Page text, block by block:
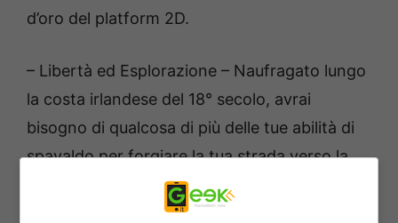
d’oro del platform 2D.
– Libertà ed Esplorazione – Naufragato lungo
la costa irlandese del 18° secolo, avrai
bisogno di qualcosa di più delle tue abilità di
spavaldo per forgiare la tua strada verso la
libertà. Entra in un mondo labirintico con
oltre 16 aree individuali per esplorare e